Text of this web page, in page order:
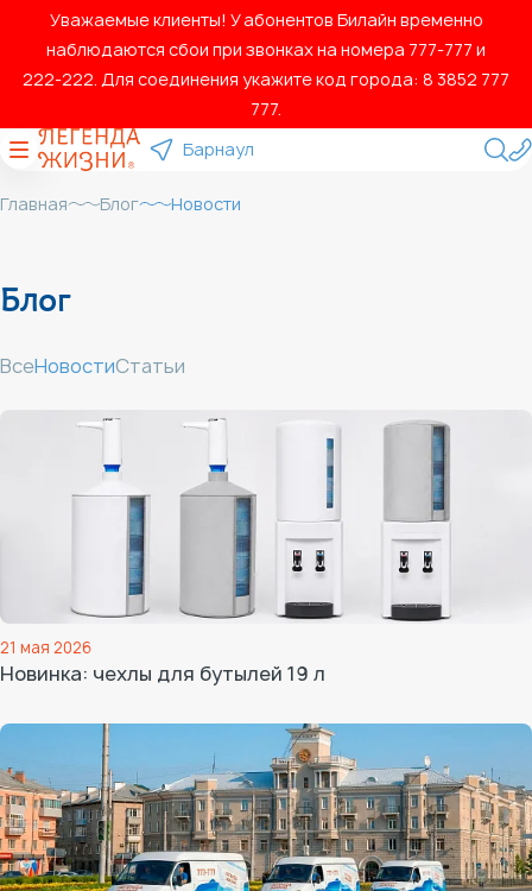
Уважаемые клиенты! У абонентов Билайн временно
наблюдаются сбои при звонках на номера 777‑777 и
222‑222. Для соединения укажите код города: 8 3852 777
777.
Барнаул
Главная Блог Новости
Блог
ВсеНовостиСтатьи
21 мая 2026
Новинка: чехлы для бутылей 19 л